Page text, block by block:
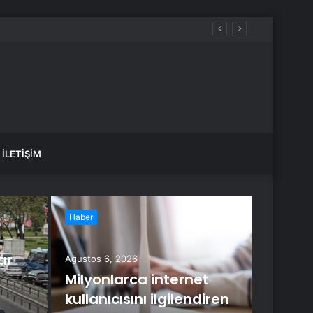
İLETIŞIM
Haber
Ağustos 6, 2026
Milyonlarca internet
kullanıcısını ilgilendiren